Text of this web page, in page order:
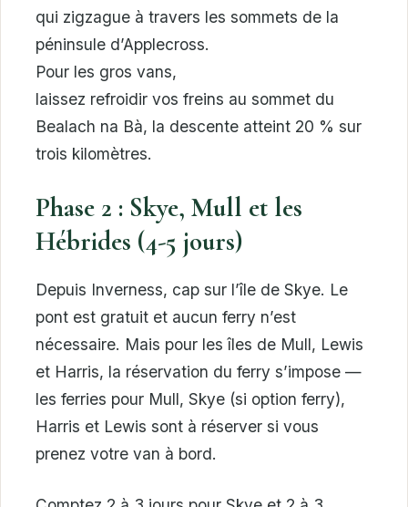
qui zigzague à travers les sommets de la
péninsule d’Applecross.
Pour les gros vans,
laissez refroidir vos freins au sommet du
Bealach na Bà, la descente atteint 20 % sur
trois kilomètres.
Phase 2 : Skye, Mull et les
Hébrides (4-5 jours)
Depuis Inverness, cap sur l’île de Skye. Le
pont est gratuit et aucun ferry n’est
nécessaire. Mais pour les îles de Mull, Lewis
et Harris, la réservation du ferry s’impose —
les ferries pour Mull, Skye (si option ferry),
Harris et Lewis sont à réserver si vous
prenez votre van à bord.